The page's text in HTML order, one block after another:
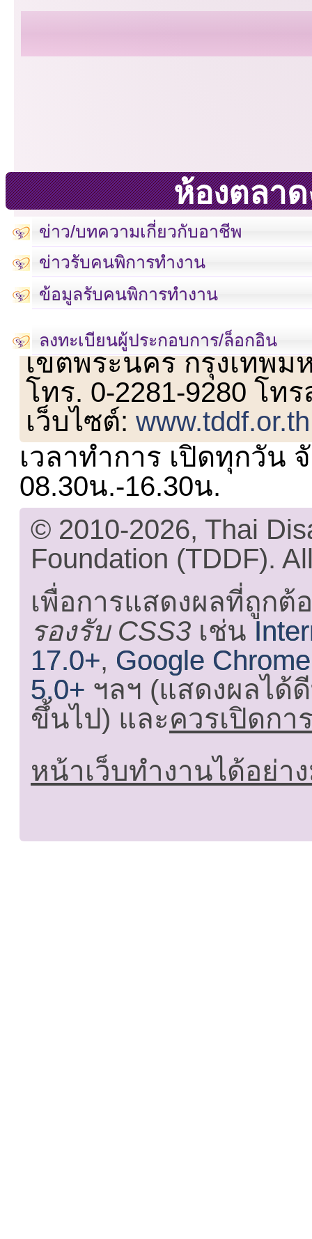
ห้องตลา
ข่าว/บทความเกี่ยวกับอาชีพ
ข่าวรับคนพิการทำงาน
ข้อมูลรับคนพิการทำงาน
ลงทะเบียนผู้ประกอบการ/ล็อกอิน
เลขที่ 23 ชั้น 2 ถนนวิ
เขตพระนคร กรุงเทพม
โทร. 0-2281-9280 โท
เว็บไซต์:www.tddf.or.th
เวลาทำการ เปิดทุกวัน
08.30น.-16.30น.
© 2010-2026, Thai
Foundation (TDDF).
เพื่อการแสดงผลที่ถูกต้
รองรับ CSS3 เช่น
17.0+, Google
5.0+ ฯลฯ (แสดงผลได้
ขึ้นไป) และควรเปิดกา
หน้าเว็บทำงานได้อย่า